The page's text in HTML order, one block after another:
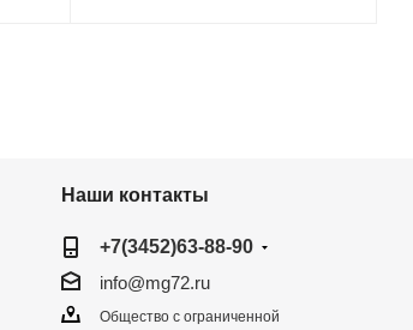
Наши контакты
+7(3452)63-88-90
info@mg72.ru
Общество с ограниченной